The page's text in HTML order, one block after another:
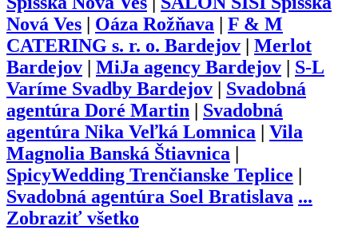
Nová Ves
Oáza Rožňava
F & M
CATERING s. r. o. Bardejov
Merlot
Bardejov
MiJa agency Bardejov
S-L
Varíme Svadby Bardejov
Svadobná
agentúra Doré Martin
Svadobná
agentúra Nika Veľká Lomnica
Vila
Magnolia Banská Štiavnica
SpicyWedding Trenčianske Teplice
Svadobná agentúra Soel Bratislava ...
Zobraziť všetko